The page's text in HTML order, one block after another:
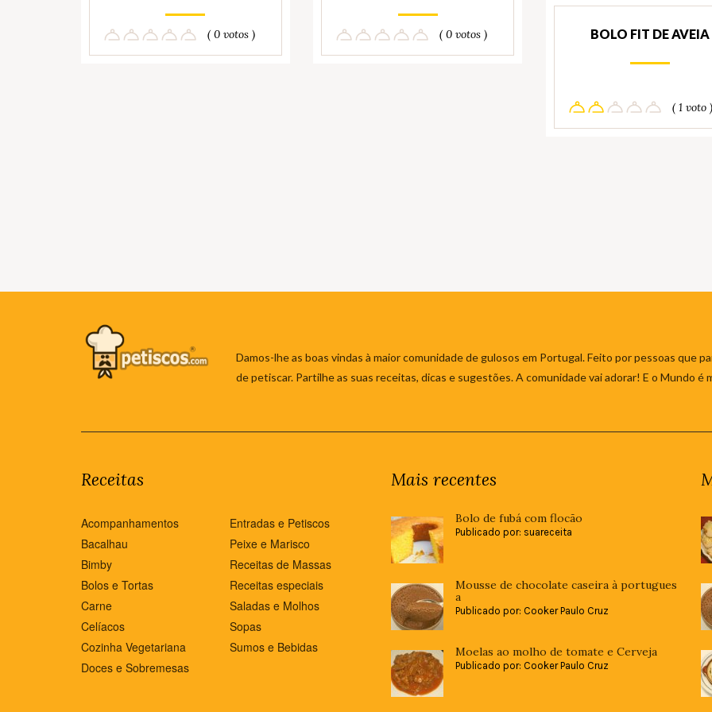
( 0 votos ) ( 0 votos ) BOLO FIT DE AVEIA
( 1 voto )
Damos-lhe as boas vindas à maior comunidade de gulosos em Portugal. Feito por pessoas que
de petiscar. Partilhe as suas receitas, dicas e sugestões. A comunidade vai adorar! E o Mundo é
Receitas
Acompanhamentos
Bacalhau
Bimby
Bolos e Tortas
Carne
Celíacos
Cozinha Vegetariana
Doces e Sobremesas
Entradas e Petiscos
Peixe e Marisco
Receitas de Massas
Receitas especiais
Saladas e Molhos
Sopas
Sumos e Bebidas
Mais recentes
Bolo de fubá com flocão
Publicado por: suareceita
Mousse de chocolate caseira à portugues
a
Publicado por: Cooker Paulo Cruz
Moelas ao molho de tomate e Cerveja
Publicado por: Cooker Paulo Cruz